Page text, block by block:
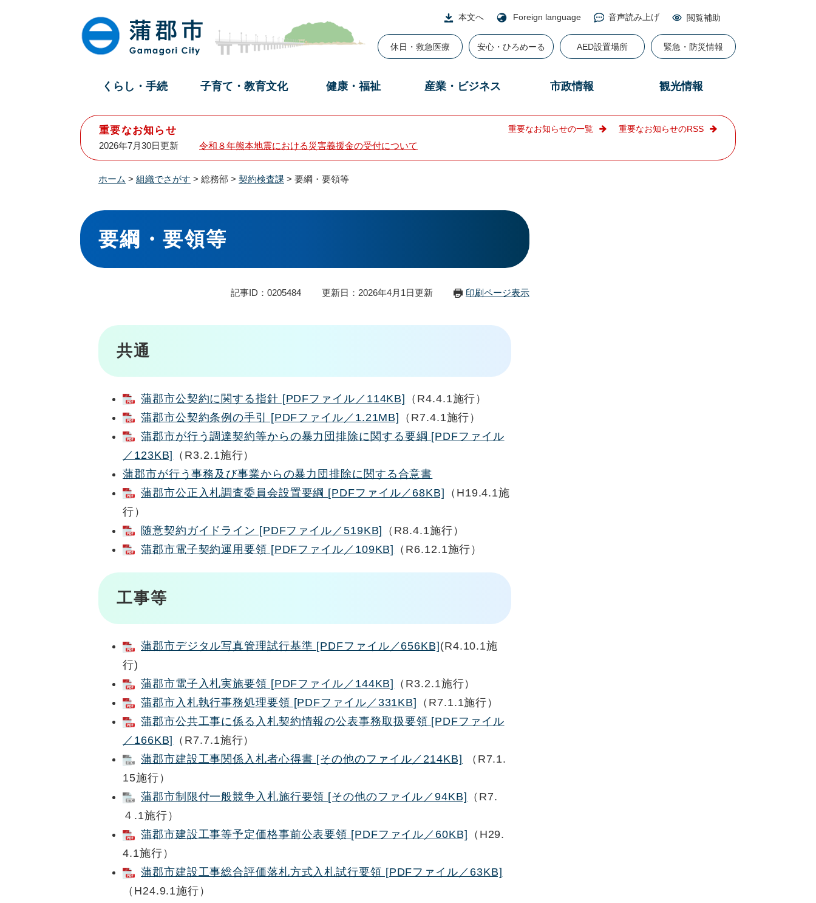
本文へ Foreign language 音声読み上げ 閲覧補助
休日・救急医療 安心・ひろめーる AED設置場所 緊急・防災情報
くらし・手続 子育て・教育文化 健康・福祉 産業・ビジネス 市政情報 観光情報
重要なお知らせ
2026年7月30日更新 令和８年熊本地震における災害義援金の受付について
重要なお知らせの一覧 重要なお知らせのRSS
ホーム > 組織でさがす > 総務部 > 契約検査課 > 要綱・要領等
本
文
要綱・要領等
記事ID：0205484 更新日：2026年4月1日更新 印刷ページ表示
共通
蒲郡市公契約に関する指針 [PDFファイル／114KB]
（R4.4.1施行）
蒲郡市公契約条例の手引 [PDFファイル／1.21MB]
（R7.4.1施行）
蒲郡市が行う調達契約等からの暴力団排除に関する要綱 [PDFファイル
／123KB]
（R3.2.1施行）
蒲郡市が行う事務及び事業からの暴力団排除に関する合意書
蒲郡市公正入札調査委員会設置要綱 [PDFファイル／68KB]
（H19.4.1施
行）
随意契約ガイドライン [PDFファイル／519KB]
（R8.4.1施行）
蒲郡市電子契約運用要領 [PDFファイル／109KB]
（R6.12.1施行）
工事等
蒲郡市デジタル写真管理試行基準 [PDFファイル／656KB] (R4.10.1施
行)
蒲郡市電子入札実施要領 [PDFファイル／144KB]
（R3.2.1施行）
蒲郡市入札執行事務処理要領 [PDFファイル／331KB]
（R7.1.1施行）
蒲郡市公共工事に係る入札契約情報の公表事務取扱要領 [PDFファイル
／166KB]
（R7.7.1施行）
蒲郡市建設工事関係入札者心得書 [その他のファイル／214KB]
（R7.1.
15施行）
蒲郡市制限付一般競争入札施行要領 [その他のファイル／94KB]
（R7.
４.1施行）
蒲郡市建設工事等予定価格事前公表要領 [PDFファイル／60KB]
（H29.
4.1施行）
蒲郡市建設工事総合評価落札方式入札試行要領 [PDFファイル／63KB]
（H24.9.1施行）